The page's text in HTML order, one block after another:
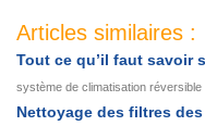
Articles similaires :
Tout ce qu’il faut savoir
système de climatisation réversible
Nettoyage des filtres